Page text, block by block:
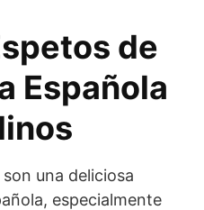
de
Española
una deliciosa
especialmente